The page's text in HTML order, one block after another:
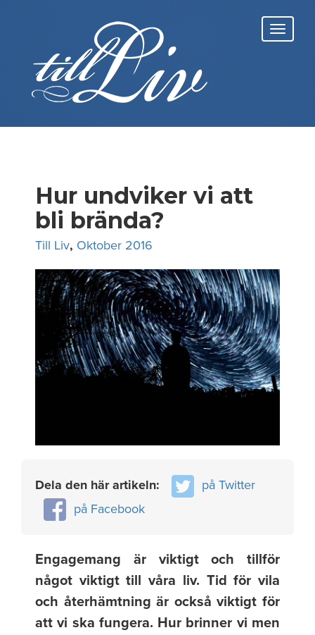
Hur undviker vi att
bli brända?
Till Liv, Oktober 2016
Dela den här artikeln:
på Twitter
på Facebook
Engagemang är viktigt och tillför
något viktigt till våra liv. Tid för vila
och återhämtning är också viktigt för
att vi ska fungera. Hur brinner vi men